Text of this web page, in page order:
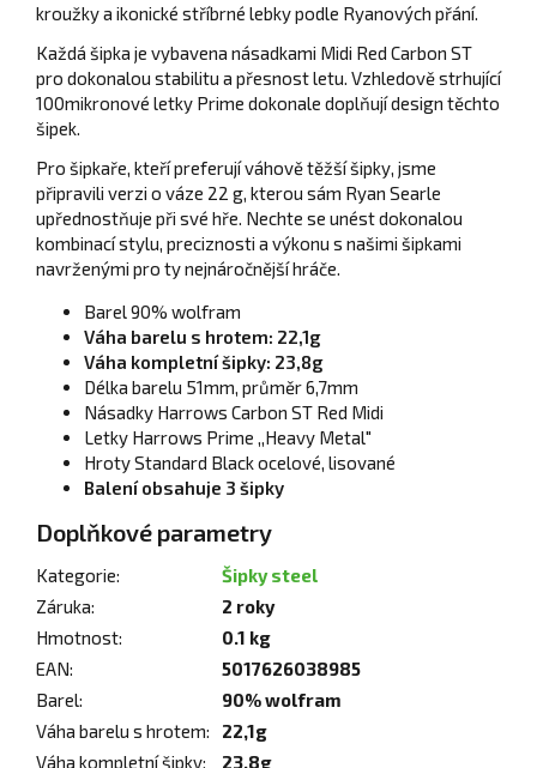
kroužky a ikonické stříbrné lebky podle Ryanových přání.
Každá šipka je vybavena násadkami Midi Red Carbon ST
pro dokonalou stabilitu a přesnost letu. Vzhledově strhující
100mikronové letky Prime dokonale doplňují design těchto
šipek.
Pro šipkaře, kteří preferují váhově těžší šipky, jsme
připravili verzi o váze 22 g, kterou sám Ryan Searle
upřednostňuje při své hře. Nechte se unést dokonalou
kombinací stylu, preciznosti a výkonu s našimi šipkami
navrženými pro ty nejnáročnější hráče.
Barel 90% wolfram
Váha barelu s hrotem: 22,1g
Váha kompletní šipky: 23,8g
Délka barelu 51mm, průměr 6,7mm
Násadky Harrows Carbon ST Red Midi
Letky Harrows Prime ,,Heavy Metal"
Hroty Standard Black ocelové, lisované
Balení obsahuje 3 šipky
Doplňkové parametry
Kategorie:
Šipky steel
Záruka:
2 roky
Hmotnost:
0.1 kg
EAN:
5017626038985
Barel:
90% wolfram
Váha barelu s hrotem:
22,1g
Váha kompletní šipky: 23,8g